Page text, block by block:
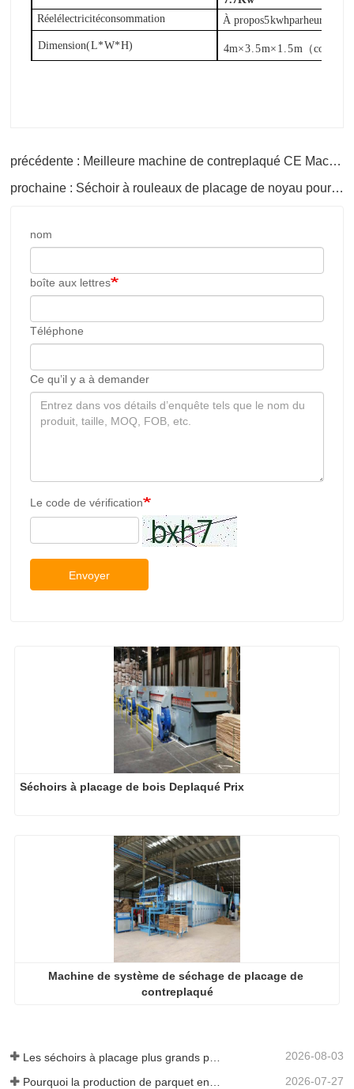
Réelélectricitéconsommation À propos5kwhparheure
Dimension(L*W*H) 4m×3.5m× 1.5m （corps
précédente : Meilleure machine de contreplaqué CE Machine de séchoir à placage en bois automatique
prochaine : Séchoir à rouleaux de placage de noyau pour panneaux à base de contreplaqué Machinerie de séchage
nom
boîte aux lettres
Téléphone
Ce qu’il y a à demander
Le code de vérification
Envoyer
Séchoirs à placage de bois Deplaqué Prix
Machine de système de séchage de placage de
contreplaqué
2026-08-03
2026-07-27